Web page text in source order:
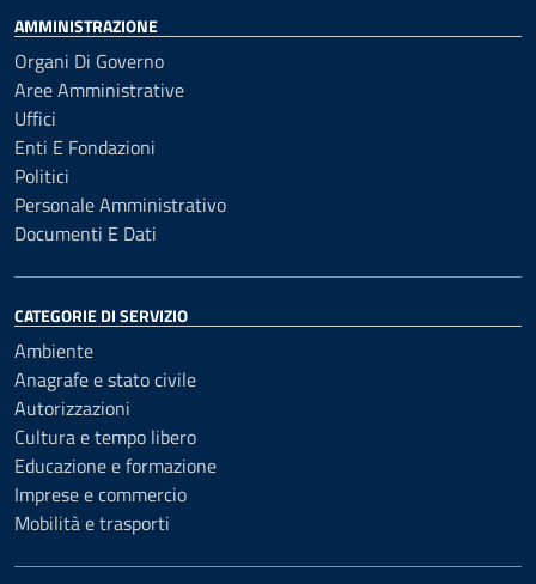
AMMINISTRAZIONE
Organi Di Governo
Aree Amministrative
Uffici
Enti E Fondazioni
Politici
Personale Amministrativo
Documenti E Dati
CATEGORIE DI SERVIZIO
Ambiente
Anagrafe e stato civile
Autorizzazioni
Cultura e tempo libero
Educazione e formazione
Imprese e commercio
Mobilità e trasporti